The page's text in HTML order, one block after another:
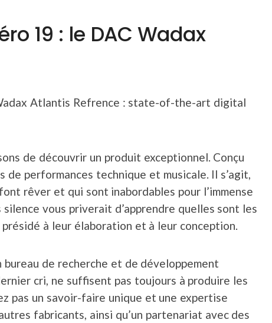
19 : le DAC Wadax
Atlantis Refrence : state-of-the-art digital
de découvrir un produit exceptionnel. Conçu
de performances technique et musicale. Il s’agit,
rêver et qui sont inabordables pour l’immense
vous priverait d’apprendre quelles sont les
à leur élaboration et à leur conception.
de recherche et de développement
cri, ne suffisent pas toujours à produire les
pas un savoir-faire unique et une expertise
fabricants, ainsi qu’un partenariat avec des